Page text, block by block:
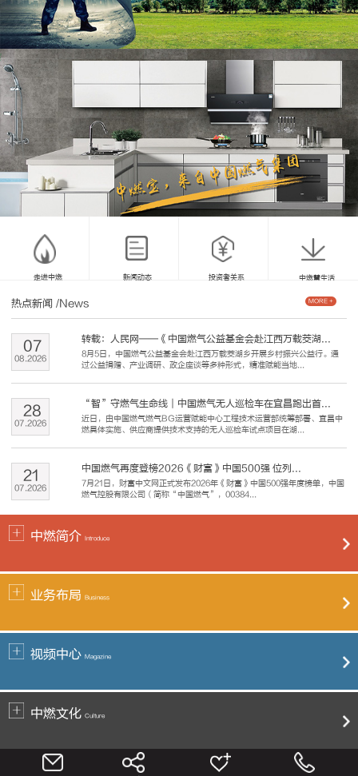
走进中燃 新闻动态 投资者关系 中燃慧生活
热点新闻 /News
转载：人民网——《中国燃气公益基金会赴江西万载茭湖...
8月5日，中国燃气公益基金会赴江西万载茭湖乡开展乡村振兴公益行。通
过公益捐赠、产业调研、政企座谈等多种形式，精准赋能当地...
08.2026
07
“智”守燃气生命线｜中国燃气无人巡检车在宜昌跑出首...
近日，由中国燃气燃气BG运营赋能中心工程技术运营部统筹部署、宜昌中
燃具体实施、供应商提供技术支持的无人巡检车试点项目在湖...
07.2026
28
中国燃气再度登榜2026《财富》中国500强 位列...
7月21日，财富中文网正式发布2026年《财富》中国500强年度榜单，中国
燃气控股有限公司（简称“中国燃气”，00384...
07.2026
21
MORE +
中燃简介 Introduce
业务布局 Business
视频中心 Magazine
中燃文化 Culture